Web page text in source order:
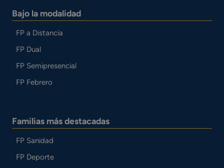
Bajo la modalidad
FP a Distancia
FP Dual
FP Semipresencial
FP Febrero
Familias más destacadas
FP Sanidad
FP Deporte